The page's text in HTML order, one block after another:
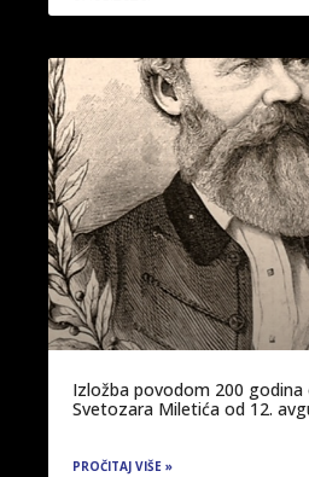
Izložba povodom 200
Svetozara Miletića od 12.
PROČITAJ VIŠE »